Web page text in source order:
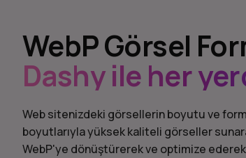
WebP Görsel
Dashy ile her
Web sitenizdeki görsellerin boyutu ve
boyutlarıyla yüksek kaliteli görseller
WebP'ye dönüştürerek ve optimize ederek